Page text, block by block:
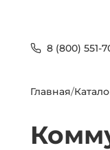
8 (800) 551-
Главная/